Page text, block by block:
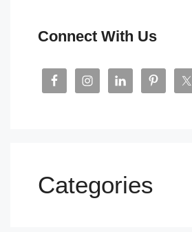
Connect With Us
Categories